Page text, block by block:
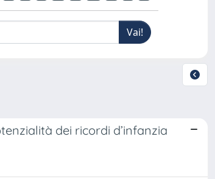
dei ricordi d’infanzia